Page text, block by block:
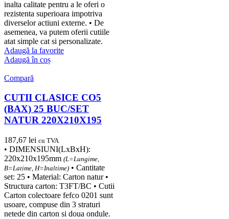
inalta calitate pentru a le oferi o
rezistenta superioara impotriva
diverselor actiuni externe. • De
asemenea, va putem oferii cutiile
atat simple cat si personalizate.
Adaugă la favorite
Adaugă în coș
Compară
CUTII CLASICE CO5
(BAX) 25 BUC/SET
NATUR 220X210X195
187,67 lei cu TVA
• DIMENSIUNI(LxBxH):
220x210x195mm (L=Lungime,
B=Latime, H=Inaltime) • Cantitate
set: 25 • Material: Carton natur •
Structura carton: T3FT/BC • Cutii
Carton colectoare fefco 0201 sunt
usoare, compuse din 3 straturi
netede din carton si doua ondule.